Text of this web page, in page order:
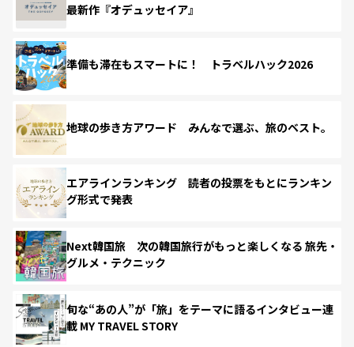
最新作『オデュッセイア』
準備も滞在もスマートに！ トラベルハック2026
地球の歩き方アワード みんなで選ぶ、旅のベスト。
エアラインランキング 読者の投票をもとにランキン
グ形式で発表
Next韓国旅 次の韓国旅行がもっと楽しくなる 旅先・
グルメ・テクニック
旬な“あの人”が「旅」をテーマに語るインタビュー連
載 MY TRAVEL STORY